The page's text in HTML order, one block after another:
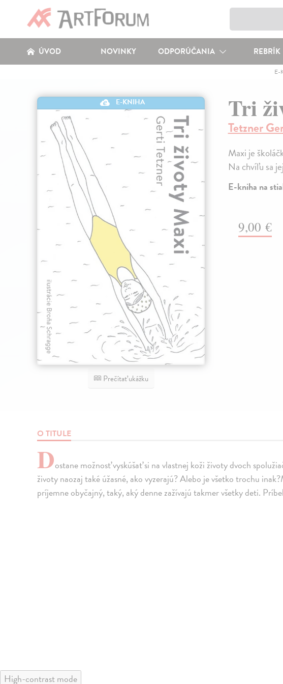
ÚVOD NOVINKY ODPORÚČANIA REBRÍK
E-
E-KNIHA
Prečítať ukážku
Tri
Tetzner
Maxi je
Na chvíľu sa
E-kniha na
9,00 €
O TITULE
Dostane možnosť vyskúšať si na vlastnej koži životy dvoch
životy naozaj také úžasné, ako vyzerajú? Alebo je všetko trochu
príjemne obyčajný, taký, aký denne zažívajú takmer všetky deti.
High-contrast mode